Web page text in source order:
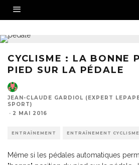
CYCLISME : LA BONNE
PIED SUR LA PÉDALE
JEAN-CLAUDE GARDIOL (EXPERT
SPORT)
· 2 MAI 2016
ENTRAÎNEMENT ENTRAÎNEMENT CYCLISME
Même si les pédales automatiques